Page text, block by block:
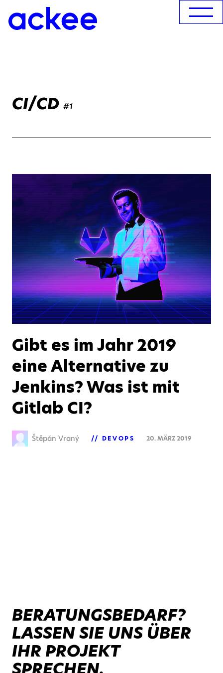
CI/CD #1
Gibt es im Jahr 2019
eine Alternative zu
Jenkins? Was ist mit
Gitlab CI?
Štěpán Vraný DEVOPS 20. MÄRZ 2019
BERATUNGSBEDARF?
LASSEN SIE UNS ÜBER
IHR PROJEKT